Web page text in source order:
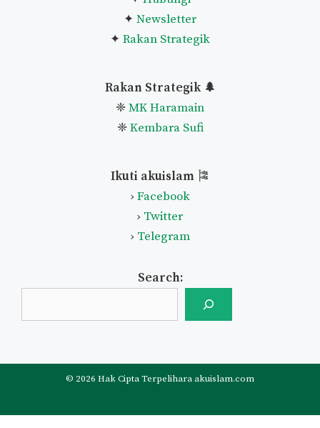
✦ Newsletter
✦ Rakan Strategik
Rakan Strategik 🌲
❈MK Haramain
❈Kembara Sufi
Ikuti akuislam 🎏
› Facebook
› Twitter
› Telegram
Search:
© 2026 Hak Cipta Terpelihara akuislam.com